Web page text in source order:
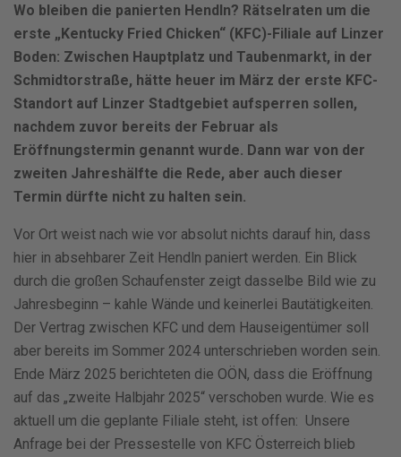
Wo bleiben die panierten Hendln? Rätselraten um die
erste „Kentucky Fried Chicken“ (KFC)-Filiale auf Linzer
Boden: Zwischen Hauptplatz und Taubenmarkt, in der
Schmidtorstraße, hätte heuer im März der erste KFC-
Standort auf Linzer Stadtgebiet aufsperren sollen,
nachdem zuvor bereits der Februar als
Eröffnungstermin genannt wurde. Dann war von der
zweiten Jahreshälfte die Rede, aber auch dieser
Termin dürfte nicht zu halten sein.
Vor Ort weist nach wie vor absolut nichts darauf hin, dass
hier in absehbarer Zeit Hendln paniert werden. Ein Blick
durch die großen Schaufenster zeigt dasselbe Bild wie zu
Jahresbeginn – kahle Wände und keinerlei Bautätigkeiten.
Der Vertrag zwischen KFC und dem Hauseigentümer soll
aber bereits im Sommer 2024 unterschrieben worden sein.
Ende März 2025 berichteten die OÖN, dass die Eröffnung
auf das „zweite Halbjahr 2025“ verschoben wurde. Wie es
aktuell um die geplante Filiale steht, ist offen: Unsere
Anfrage bei der Pressestelle von KFC Österreich blieb